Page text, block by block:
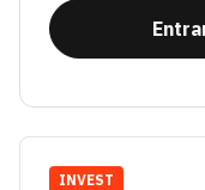
INVEST